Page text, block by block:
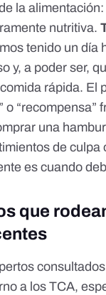
la
nutritiva.
tenido un día
y, a poder ser,
comida rápida. El
o
una
de
es cuando
que
a los TCA,